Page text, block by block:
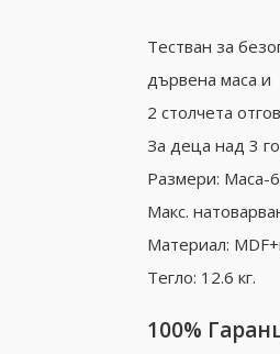
Тестван за
дървена маса и
2 столчета
За деца над 3
Размери: Маса-
Макс.
Материал:
Тегло: 12.6 кг.
100%